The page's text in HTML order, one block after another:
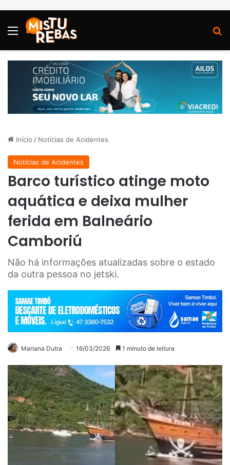
Menu
Início / Notícias de Acidentes
Notícias de Acidentes
Barco turístico atinge moto
aquática e deixa mulher
ferida em Balneário
Camboriú
Não há informações atualizadas sobre o estado
da outra pessoa no jetski.
Mariana Dutra 16/03/2026 1 minuto de leitura